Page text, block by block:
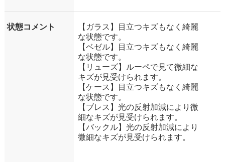
状態コメント
【ガラス】目立つキズもなく綺麗
な状態です。
【ベゼル】目立つキズもなく綺麗
な状態です。
【リューズ】ルーペで見て微細な
キズが見受けられます。
【ケース】目立つキズもなく綺麗
な状態です。
【ブレス】光の反射加減により微
細なキズが見受けられます。
【バックル】光の反射加減により
微細なキズが見受けられます。